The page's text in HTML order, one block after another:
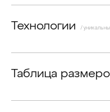
Технологии /
Таблица